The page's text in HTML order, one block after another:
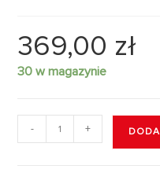
369,00 zł
30 w magazynie
- +